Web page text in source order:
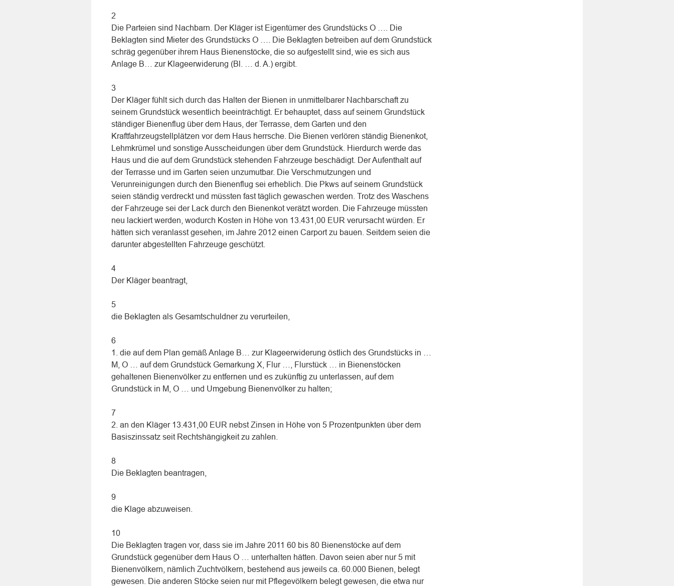
2
Die Parteien sind Nachbarn. Der Kläger ist Eigentümer des Grundstücks O …. Die
Beklagten sind Mieter des Grundstücks O …. Die Beklagten betreiben auf dem Grundstück
schräg gegenüber ihrem Haus Bienenstöcke, die so aufgestellt sind, wie es sich aus
Anlage B… zur Klageerwiderung (Bl. … d. A.) ergibt.
3
Der Kläger fühlt sich durch das Halten der Bienen in unmittelbarer Nachbarschaft zu
seinem Grundstück wesentlich beeinträchtigt. Er behauptet, dass auf seinem Grundstück
ständiger Bienenflug über dem Haus, der Terrasse, dem Garten und den
Kraftfahrzeugstellplätzen vor dem Haus herrsche. Die Bienen verlören ständig Bienenkot,
Lehmkrümel und sonstige Ausscheidungen über dem Grundstück. Hierdurch werde das
Haus und die auf dem Grundstück stehenden Fahrzeuge beschädigt. Der Aufenthalt auf
der Terrasse und im Garten seien unzumutbar. Die Verschmutzungen und
Verunreinigungen durch den Bienenflug sei erheblich. Die Pkws auf seinem Grundstück
seien ständig verdreckt und müssten fast täglich gewaschen werden. Trotz des Waschens
der Fahrzeuge sei der Lack durch den Bienenkot verätzt worden. Die Fahrzeuge müssten
neu lackiert werden, wodurch Kosten in Höhe von 13.431,00 EUR verursacht würden. Er
hätten sich veranlasst gesehen, im Jahre 2012 einen Carport zu bauen. Seitdem seien die
darunter abgestellten Fahrzeuge geschützt.
4
Der Kläger beantragt,
5
die Beklagten als Gesamtschuldner zu verurteilen,
6
1. die auf dem Plan gemäß Anlage B… zur Klageerwiderung östlich des Grundstücks in …
M, O … auf dem Grundstück Gemarkung X, Flur …, Flurstück … in Bienenstöcken
gehaltenen Bienenvölker zu entfernen und es zukünftig zu unterlassen, auf dem
Grundstück in M, O … und Umgebung Bienenvölker zu halten;
7
2. an den Kläger 13.431,00 EUR nebst Zinsen in Höhe von 5 Prozentpunkten über dem
Basiszinssatz seit Rechtshängigkeit zu zahlen.
8
Die Beklagten beantragen,
9
die Klage abzuweisen.
10
Die Beklagten tragen vor, dass sie im Jahre 2011 60 bis 80 Bienenstöcke auf dem
Grundstück gegenüber dem Haus O … unterhalten hätten. Davon seien aber nur 5 mit
Bienenvölkern, nämlich Zuchtvölkern, bestehend aus jeweils ca. 60.000 Bienen, belegt
gewesen. Die anderen Stöcke seien nur mit Pflegevölkern belegt gewesen, die etwa nur